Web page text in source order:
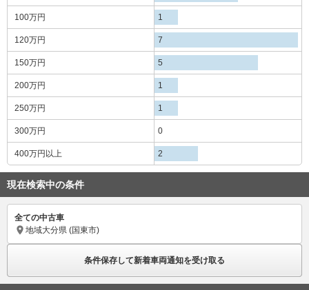
100万円
120万円
150万円
200万円
250万円
300万円
400万円 以上
1
7
5
1
1
0
2
現在検索中の条件
全ての中古車
地域大分県 (国東市)
条件保存して新着車両通知を受け取る